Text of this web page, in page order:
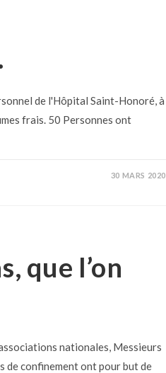
de l'Hôpital Saint-Honoré, à
frais. 50 Personnes ont
30 MARS 2020
que l’on
nationales, Messieurs
de confinement ont pour but de